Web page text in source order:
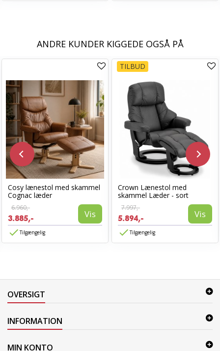
ANDRE KUNDER KIGGEDE OGSÅ PÅ
Cosy lænestol med skammel
Cognac læder
6.960,-
3.885,- Vis
Tilgængelig
TILBUD
Crown Lænestol med
skammel Læder - sort
7.997,-
5.894,- Vis
Tilgængelig
OVERSIGT
INFORMATION
MIN KONTO